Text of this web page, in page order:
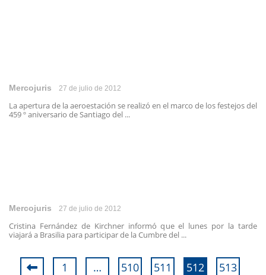
Mercojuris 27 de julio de 2012
La apertura de la aeroestación se realizó en el marco de los festejos del
459 º aniversario de Santiago del ...
Mercojuris 27 de julio de 2012
Cristina Fernández de Kirchner informó que el lunes por la tarde
viajará a Brasilia para participar de la Cumbre del ...
1 … 510 511 512
513